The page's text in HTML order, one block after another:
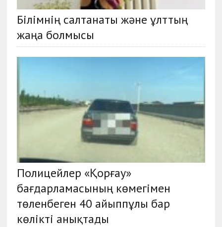
Білімнің салтанаты және ұлттың
жаңа болмысы
Полицейлер «Қорғау»
бағдарламасының көмегімен
төленбеген 40 айыппұлы бар
көлікті анықтады